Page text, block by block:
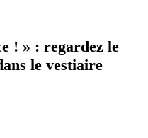
! » : regardez le
le vestiaire